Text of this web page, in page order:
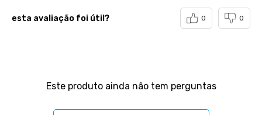
esta avaliação foi útil? 0 0
Este produto ainda não tem perguntas